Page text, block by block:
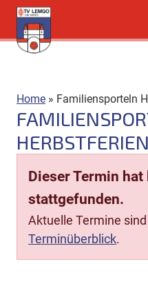
Direkt
zum
Inhalt
Home » Familiensporteln
HERBSTFERIEN
Dieser Termin hat
stattgefunden.
Aktuelle Termine
Terminüberblick.